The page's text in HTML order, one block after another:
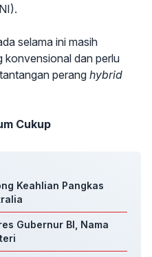
selama ini masih
konvensional dan perlu
perang hybrid
Cukup
Keahlian Pangkas
Gubernur BI, Nama